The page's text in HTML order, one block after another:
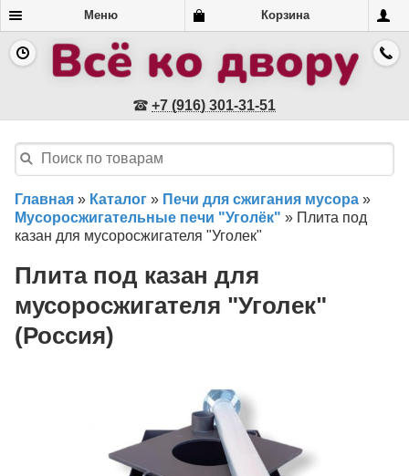
Меню Корзина
+7 (916) 301-31-51
Главная » Каталог » Печи для сжигания мусора »
Мусоросжигательные печи "Уголёк" » Плита под
казан для мусоросжигателя "Уголек"
Плита под казан для
мусоросжигателя "Уголек"
(Россия)